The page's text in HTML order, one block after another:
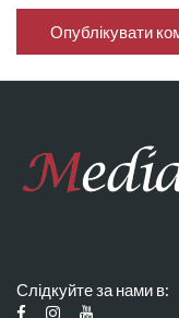
Слідкуйте за нами в: